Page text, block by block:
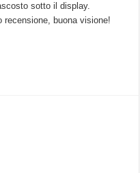
sotto il display.
recensione, buona visione!